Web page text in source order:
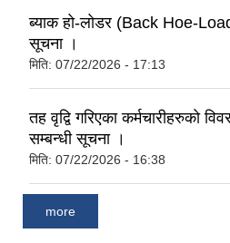
ब्याक हो-लोडर (Back Hoe-
सूचना ।
मिति: 07/22/2026 - 17:13
तह वृद्वि गरिएका कर्मचारीहरुको
सम्बन्धी सूचना ।
मिति: 07/22/2026 - 16:38
more